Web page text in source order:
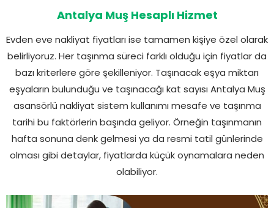
Antalya Muş Hesaplı Hizmet
Evden eve nakliyat fiyatları ise tamamen kişiye özel olarak
belirliyoruz. Her taşınma süreci farklı olduğu için fiyatlar da
bazı kriterlere göre şekilleniyor. Taşınacak eşya miktarı
eşyaların bulunduğu ve taşınacağı kat sayısı Antalya Muş
asansörlü nakliyat sistem kullanımı mesafe ve taşınma
tarihi bu faktörlerin başında geliyor. Örneğin taşınmanın
hafta sonuna denk gelmesi ya da resmi tatil günlerinde
olması gibi detaylar, fiyatlarda küçük oynamalara neden
olabiliyor.